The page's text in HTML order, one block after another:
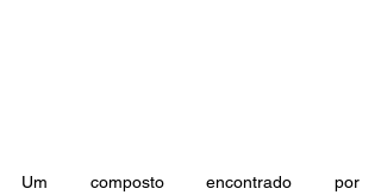
Um composto encontrado por